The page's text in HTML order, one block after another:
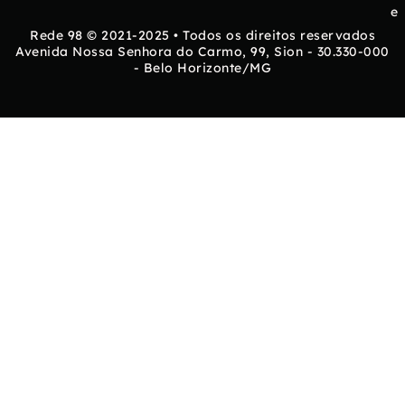
e
Rede 98 © 2021-2025 • Todos os direitos reservados
Avenida Nossa Senhora do Carmo, 99, Sion - 30.330-000
- Belo Horizonte/MG